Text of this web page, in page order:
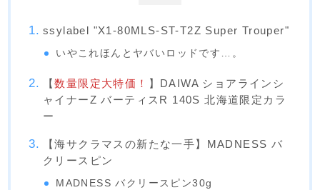
ssylabel "X1-80MLS-ST-T2Z Super Trouper"
いやこれほんとヤバいロッドです…。
【数量限定大特価！ 】DAIWA ショアラインシ
ャイナーZ バーティスR 140S 北海道限定カラ
ー
【海サクラマスの新たな一手】MADNESS バ
クリースピン
MADNESS バクリースピン30g